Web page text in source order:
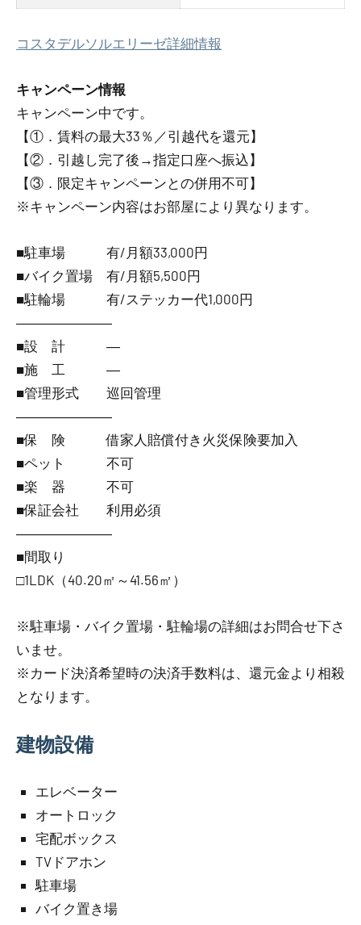
コスタデルソルエリーゼ詳細情報
キャンペーン情報
キャンペーン中です。
【①．賃料の最大33％／引越代を還元】
【②．引越し完了後→指定口座へ振込】
【③．限定キャンペーンとの併用不可】
※キャンペーン内容はお部屋により異なります。
■駐車場 有/月額33,000円
■バイク置場 有/月額5,500円
■駐輪場 有/ステッカー代1,000円
―――――――
■設 計 ―
■施 工 ―
■管理形式 巡回管理
―――――――
■保 険 借家人賠償付き火災保険要加入
■ペット 不可
■楽 器 不可
■保証会社 利用必須
―――――――
■間取り
□1LDK（40.20㎡～41.56㎡）
※駐車場・バイク置場・駐輪場の詳細はお問合せ下さ
いませ。
※カード決済希望時の決済手数料は、還元金より相殺
となります。
建物設備
エレベーター
オートロック
宅配ボックス
TVドアホン
駐車場
バイク置き場